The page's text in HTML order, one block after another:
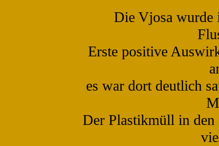
Die Vjosa wurde
Erste positive
es war dort deutlich
Der Plastikmüll in